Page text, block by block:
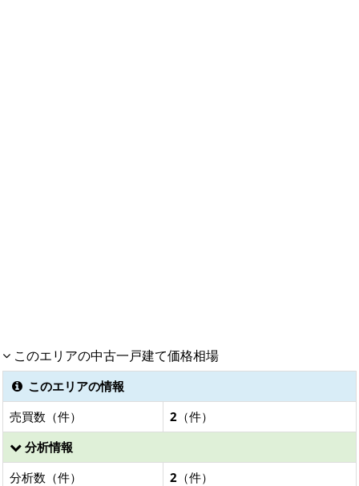
このエリアの中古一戸建て価格相場
このエリアの情報
売買数（件）
2 （件）
分析情報
分析数（件）
2 （件）